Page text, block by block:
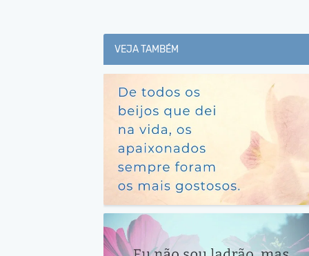
VEJA TAMBÉM